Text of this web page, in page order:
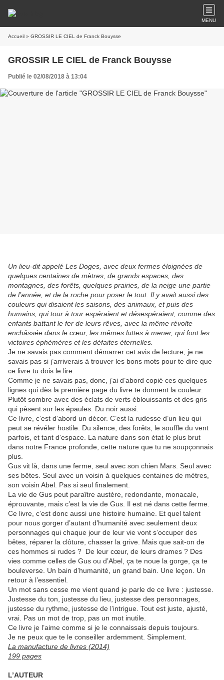
MENU
Accueil » GROSSIR LE CIEL de Franck Bouysse
GROSSIR LE CIEL de Franck Bouysse
Publié le 02/08/2018 à 13:04
Un lieu-dit appelé Les Doges, avec deux fermes éloignées de
quelques centaines de mètres, de grands espaces, des
montagnes, des forêts, quelques prairies, de la neige une partie
de l’année, et de la roche pour poser le tout. Il y avait aussi des
couleurs qui disaient les saisons, des animaux, et puis des
humains, qui tour à tour espéraient et désespéraient, comme des
enfants battant le fer de leurs rêves, avec la même révolte
enchâssée dans le cœur, les mêmes luttes à mener, qui font les
victoires éphémères et les défaites éternelles.
Je ne savais pas comment démarrer cet avis de lecture, je ne
savais pas si j’arriverais à trouver les bons mots pour te dire que
ce livre tu dois le lire.
Comme je ne savais pas, donc, j’ai d’abord copié ces quelques
lignes qui dès la première page du livre te donnent la couleur.
Plutôt sombre avec des éclats de verts éblouissants et des gris
qui pèsent sur les épaules. Du noir aussi.
Ce livre, c’est d’abord un décor. C’est la rudesse d’un lieu qui
peut se révéler hostile. Du silence, des forêts, le souffle du vent
parfois, et tant d’espace. La nature dans son état le plus brut
dans notre France profonde, cette nature que tu ne soupçonnais
plus.
Gus vit là, dans une ferme, seul avec son chien Mars. Seul avec
ses bêtes. Seul avec un voisin à quelques centaines de mètres,
son voisin Abel. Pas si seul finalement.
La vie de Gus peut paraître austère, redondante, monacale,
éprouvante, mais c’est la vie de Gus. Il est né dans cette ferme.
Ce livre, c’est donc aussi une histoire humaine. Et quel talent
pour nous gorger d’autant d’humanité avec seulement deux
personnages qui chaque jour de leur vie vont s’occuper des
bêtes, réparer la clôture, chasser la grive. Mais que sait-on de
ces hommes si rudes ? De leur cœur, de leurs drames ? Des
vies comme celles de Gus ou d’Abel, ça te noue la gorge, ça te
bouleverse. Un bain d’humanité, un grand bain. Une leçon. Un
retour à l’essentiel.
Un mot sans cesse me vient quand je parle de ce livre : justesse.
Justesse du ton, justesse du lieu, justesse des personnages,
justesse du rythme, justesse de l’intrigue. Tout est juste, ajusté,
vrai. Pas un mot de trop, pas un mot inutile.
Ce livre je l’aime comme si je le connaissais depuis toujours.
Je ne peux que te le conseiller ardemment. Simplement.
La manufacture de livres (2014)
199 pages
L’AUTEUR